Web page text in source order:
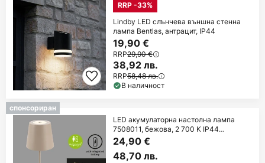
RRP -33%
Lindby LED слънчева външна стенна
лампа Bentlas, антрацит, IP44
19,90 €
RRP29,90 €
38,92 лв.
RRP58,48 лв.
В наличност
спонсориран
LED акумулаторна настолна лампа
7508011, бежова, 2 700 K IP44
сензорен димер
24,90 €
48,70 лв.